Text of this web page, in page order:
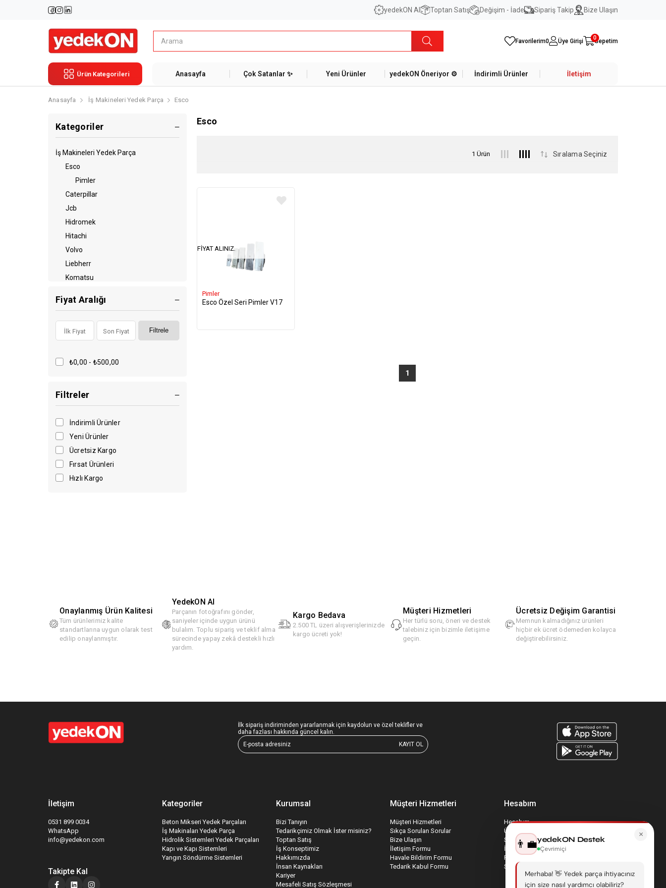
yedekON AI Toptan Satış Değişim - İade Sipariş Takip Bize Ulaşın
Favorilerim0 Üye Girişi Sepetim
0
Ürün Kategorileri Anasayfa Çok Satanlar ✨ Yeni Ürünler yedekON Öneriyor ⚙️ İndirimli Ürünler İletişim
Anasayfa İş Makineleri Yedek Parça Esco
Kategoriler
İş Makineleri Yedek Parça
Esco
Pimler
Caterpillar
Jcb
Hidromek
Hitachi
Volvo
Liebherr
Komatsu
Sumitomo
Manitou
İmalat
Mst
Fiyat Aralığı
Filtrele
₺0,00 - ₺500,00
Filtreler
İndirimli Ürünler
Yeni Ürünler
Ücretsiz Kargo
Fırsat Ürünleri
Hızlı Kargo
Esco
1 Ürün
Pimler
Esco Özel Seri Pimler V17
FIYAT ALINIZ.
1
Onaylanmış Ürün Kalitesi
Tüm ürünlerimiz kalite
standartlarına uygun olarak test
edilip onaylanmıştır.
YedekON AI
Parçanın fotoğrafını gönder,
saniyeler içinde uygun ürünü
bulalım. Toplu sipariş ve teklif alma
sürecinde yapay zekâ destekli hızlı
yardım.
Kargo Bedava
2.500 TL üzeri alışverişlerinizde
kargo ücreti yok!
Müşteri Hizmetleri
Her türlü soru, öneri ve destek
talebiniz için bizimle iletişime
geçin.
Ücretsiz Değişim Garantisi
Memnun kalmadığınız ürünleri
hiçbir ek ücret ödemeden kolayca
değiştirebilirsiniz.
İlk sipariş indiriminden yararlanmak için kaydolun ve özel teklifler ve
daha fazlası hakkında güncel kalın.
KAYIT OL
İletişim
0531 899 0034
WhatsApp
info@yedekon.com
Takipte Kal
Kategoriler
Beton Mikseri Yedek Parçaları
İş Makinaları Yedek Parça
Hidrolik Sistemleri Yedek Parçaları
Kapı ve Kapı Sistemleri
Yangın Söndürme Sistemleri
Kurumsal
Bizi Tanıyın
Tedarikçimiz Olmak İster misiniz?
Toptan Satış
İş Konseptimiz
Hakkımızda
İnsan Kaynakları
Kariyer
Mesafeli Satış Sözleşmesi
Müşteri Hizmetleri
Müşteri Hizmetleri
Sıkça Sorulan Sorular
Bize Ulaşın
İletişim Formu
Havale Bildirim Formu
Tedarik Kabul Formu
Hesabım
Hesabım
Üyelik Bilgilerim
Sepetim
İade Taleplerim
Favori Ürünlerim
Sipariş Takip
×
👨‍💼yedekON Destek
Çevrimiçi
Merhaba! 👋 Yedek parça ihtiyacınız
için size nasıl yardımcı olabiliriz?